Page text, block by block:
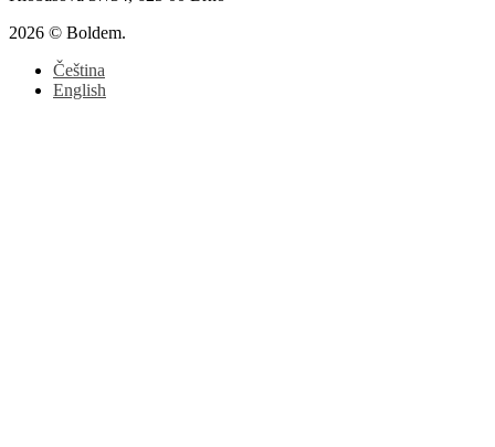
2026 © Boldem.
Čeština
English